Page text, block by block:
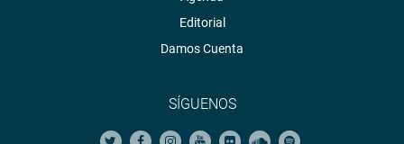
Editorial
Damos Cuenta
SÍGUENOS